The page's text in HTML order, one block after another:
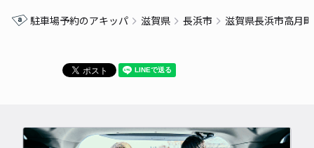
駐車場予約のアキッパ 滋賀県 長浜市 滋賀県長浜市高月